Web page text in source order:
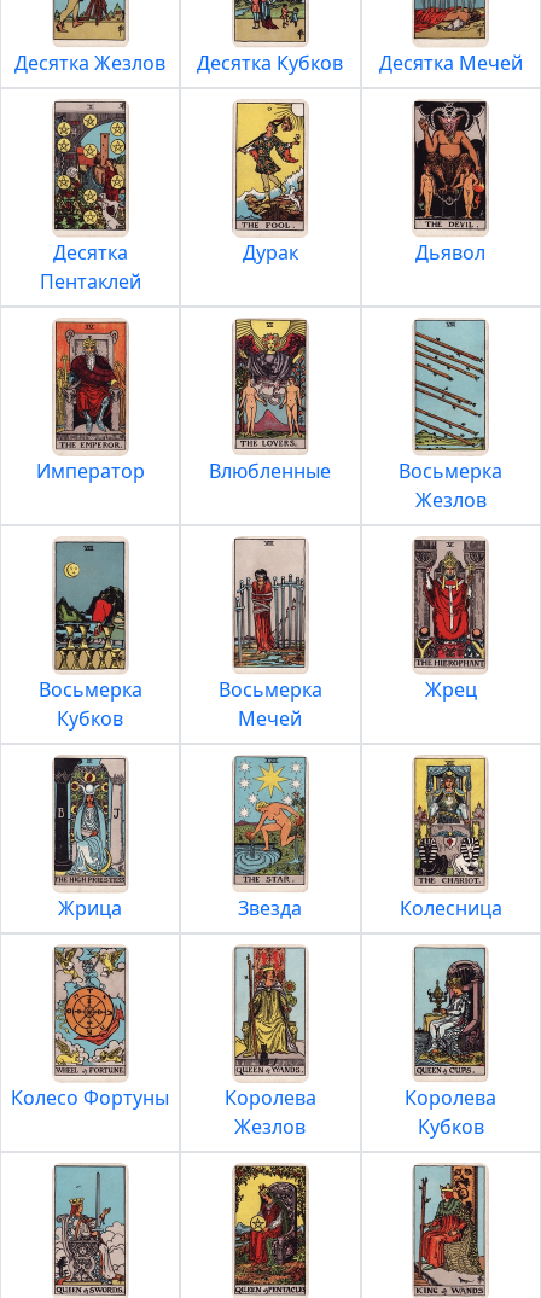
Десятка Жезлов Десятка Кубков Десятка Мечей
Десятка
Пентаклей
Дурак Дьявол
Император Влюбленные
Восьмерка
Жезлов
Восьмерка
Кубков
Восьмерка
Мечей
Жрец
Жрица Звезда Колесница
Колесо Фортуны
Королева
Жезлов
Королева
Кубков